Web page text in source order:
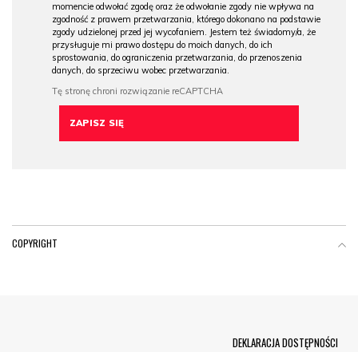
momencie odwołać zgodę oraz że odwołanie zgody nie wpływa na
zgodność z prawem przetwarzania, którego dokonano na podstawie
zgody udzielonej przed jej wycofaniem. Jestem też świadomy/a, że
przysługuje mi prawo dostępu do moich danych, do ich
sprostowania, do ograniczenia przetwarzania, do przenoszenia
danych, do sprzeciwu wobec przetwarzania.
COPYRIGHT
DEKLARACJA DOSTĘPNOŚCI